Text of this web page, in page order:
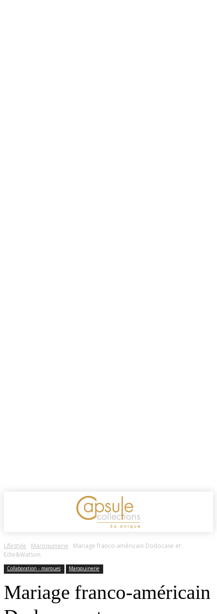
Lifestyle Maroquinerie
Mariage franco-américain Dodocase et
Edie&Watson
Collaboration - marques Maroquinerie
Mariage franco-américain